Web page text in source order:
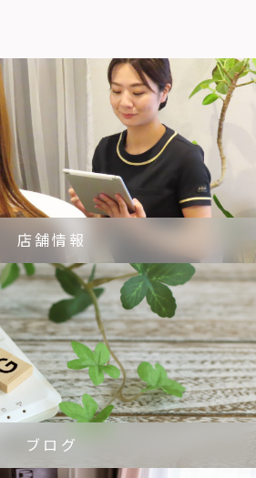
店舗情報
ブログ